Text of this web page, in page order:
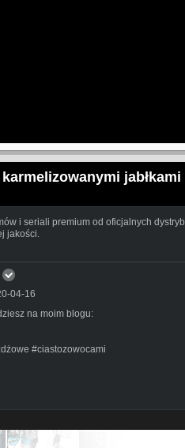
i seriali premium od oficjalnych
jakości.
04-16
na moim blogu:
#ciastozowocami